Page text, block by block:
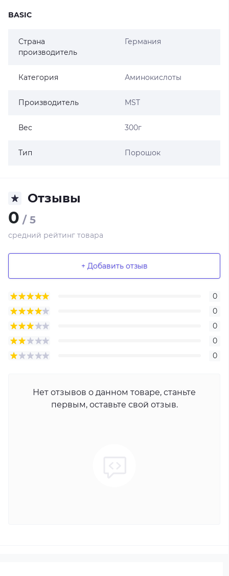
BASIC
Страна
производитель
Германия
Категория Аминокислоты
Производитель MST
Вес 300г
Тип Порошок
Отзывы
0 / 5
средний рейтинг товара
+ Добавить отзыв
0
0
0
0
0
Нет отзывов о данном товаре, станьте
первым, оставьте свой отзыв.